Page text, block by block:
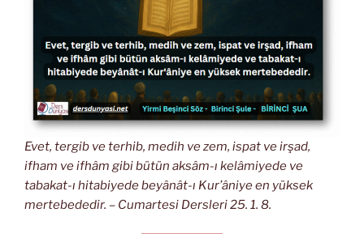
Evet, tergib ve terhib, medih ve zem, ispat ve irşad,
ifham ve ifhâm gibi bütün aksâm-ı kelâmiyede ve
tabakat-ı hitabiyede beyânât-ı Kur’âniye en yüksek
mertebededir. – Cumartesi Dersleri 25. 1. 8.